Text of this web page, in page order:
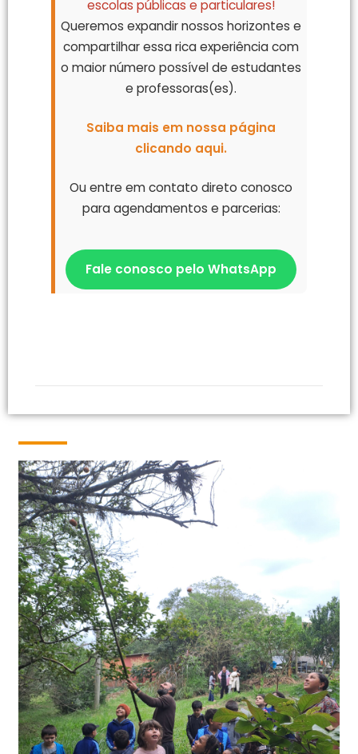
escolas públicas e particulares!
Queremos expandir nossos horizontes e
compartilhar essa rica experiência com
o maior número possível de estudantes
e professoras(es).
Saiba mais em nossa página
clicando aqui.
Ou entre em contato direto conosco
para agendamentos e parcerias:
Fale conosco pelo WhatsApp